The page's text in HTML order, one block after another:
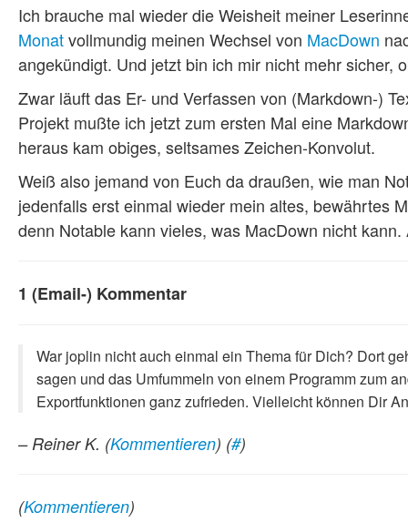
Ich brauche mal wieder die Weisheit meiner
Monatvollmundig meinen Wechsel von MacDown
angekündigt. Und jetzt bin ich mir nicht mehr sicher,
Zwar läuft das Er- und Verfassen von (Markdown-)
Projekt mußte ich jetzt zum ersten Mal eine
heraus kam obiges, seltsames Zeichen-Konvolut.
Weiß also jemand von Euch da draußen, wie man
jedenfalls erst einmal wieder mein altes, bewährtes
denn Notable kann vieles, was MacDown nicht
1 (Email-) Kommentar
War joplin nicht auch einmal ein Thema für Dich? Dort
sagen und das Umfummeln von einem Programm zum
Exportfunktionen ganz zufrieden. Vielleicht können Dir
– Reiner K. (Kommentieren) (#)
(Kommentieren)